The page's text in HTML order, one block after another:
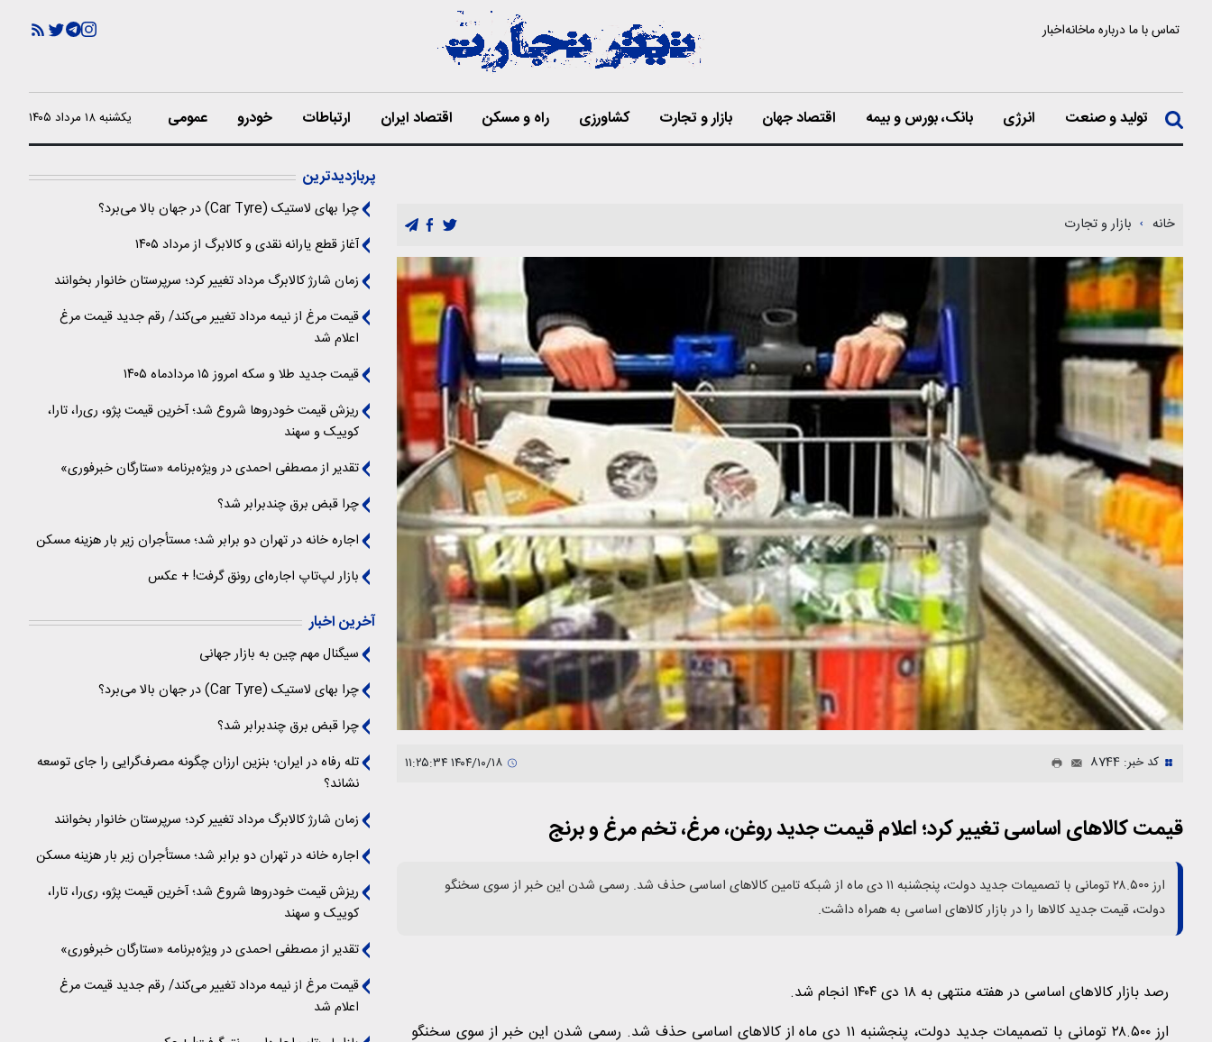
تماس با مادرباره ماخانهاخبار
تولید و صنعت انرژی بانک، بورس و بیمه اقتصاد جهان بازار و تجارت کشاورزی راه و مسکن اقتصاد ایران ارتباطات خودرو عمومی یکشنبه ۱۸ مرداد ۱۴۰۵
خانه بازار و تجارت
کد خبر: 8744
قیمت کالاهای اساسی تغییر کرد؛ اعلام قیمت جدید روغن، مرغ، تخم مرغ و برنج
ارز ۲۸.۵۰۰ تومانی با تصمیمات جدید دولت، پنجشنبه ۱۱ دی ماه از شبکه تامین کالاهای اساسی حذف شد. رسمی شدن این خبر از سوی سخنگو
دولت، قیمت جدید کالاها را در بازار کالاهای اساسی به همراه داشت.
رصد بازار کالاهای اساسی در هفته منتهی به ۱۸ دی ۱۴۰۴ انجام شد.
ارز ۲۸.۵۰۰ تومانی با تصمیمات جدید دولت، پنجشنبه ۱۱ دی ماه از کالاهای اساسی حذف شد. رسمی شدن این خبر از سوی سخنگو
پربازدیدترین
چرا بهای لاستیک (Car Tyre) در جهان بالا می‌برد؟
آغاز قطع یارانه نقدی و کالابرگ از مرداد ۱۴۰۵
زمان شارژ کالابرگ مرداد تغییر کرد؛ سرپرستان خانوار بخوانند
قیمت مرغ از نیمه مرداد تغییر می‌کند/ رقم جدید قیمت مرغ
اعلام شد
قیمت جدید طلا و سکه امروز ۱۵ مردادماه ۱۴۰۵
ریزش قیمت خودروها شروع شد؛ آخرین قیمت پژو، ری‌را، تارا،
کوییک و سهند
تقدیر از مصطفی احمدی در ویژه‌برنامه «ستارگان خبرفوری»
چرا قبض برق چندبرابر شد؟
اجاره خانه در تهران دو برابر شد؛ مستأجران زیر بار هزینه مسکن
بازار لپ‌تاپ اجاره‌ای رونق گرفت! + عکس
آخرین اخبار
سیگنال‌ مهم چین به بازار جهانی
چرا بهای لاستیک (Car Tyre) در جهان بالا می‌برد؟
چرا قبض برق چندبرابر شد؟
تله رفاه در ایران؛ بنزین ارزان چگونه مصرف‌گرایی را جای توسعه
نشاند؟
زمان شارژ کالابرگ مرداد تغییر کرد؛ سرپرستان خانوار بخوانند
اجاره خانه در تهران دو برابر شد؛ مستأجران زیر بار هزینه مسکن
ریزش قیمت خودروها شروع شد؛ آخرین قیمت پژو، ری‌را، تارا،
کوییک و سهند
تقدیر از مصطفی احمدی در ویژه‌برنامه «ستارگان خبرفوری»
قیمت مرغ از نیمه مرداد تغییر می‌کند/ رقم جدید قیمت مرغ
اعلام شد